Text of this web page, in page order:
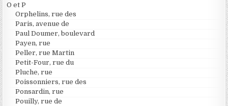
O et P
Orphelins, rue des
Paris, avenue de
Paul Doumer, boulevard
Payen, rue
Peller, rue Martin
Petit-Four, rue du
Pluche, rue
Poissonniers, rue des
Ponsardin, rue
Pouilly, rue de